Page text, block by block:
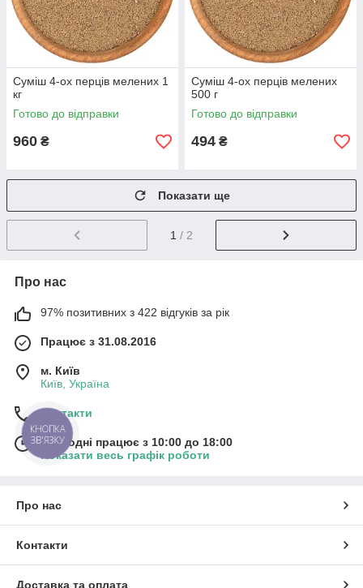
Суміш 4-ох перців мелених 1
кг
Готово до відправки
960 ₴
Суміш 4-ох перців мелених
500 г
Готово до відправки
494 ₴
Показати ще
1 / 2
Про нас
97% позитивних з 422 відгуків за рік
Працює з 31.08.2016
м. Київ
Київ, Україна
Контакти
Сьогодні працює з 10:00 до 18:00
Показати весь графік роботи
Про нас
Контакти
Доставка та оплата
КНОПКА
ЗВ'ЯЗКУ